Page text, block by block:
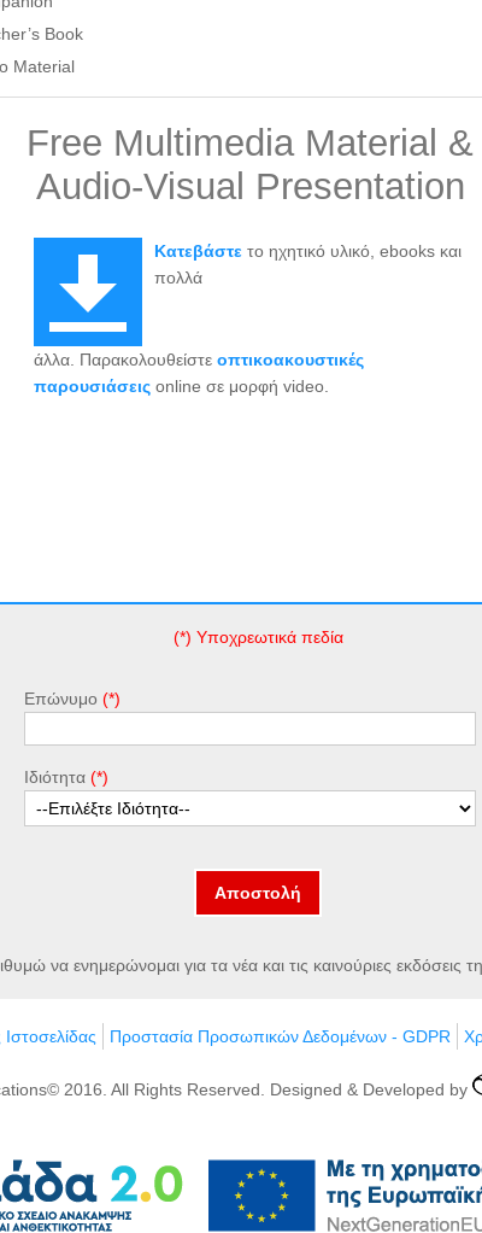
Book
Material
Free Multimedia Material &
Audio-Visual Presentation
Κατεβάστε το ηχητικό υλικό, ebooks και
πολλά
άλλα. Παρακολουθείστεοπτικοακουστικές
παρουσιάσεις online σε μορφή video.
(*) Υποχρεωτικά πεδία
Επώνυμο
Ιδιότητα
Αποστολή
να ενημερώνομαι για τα νέα και τις καινούριες εκδόσεις
Προστασία Προσωπικών Δεδομένων - GDPR
2016. All Rights Reserved. Designed & Developed by